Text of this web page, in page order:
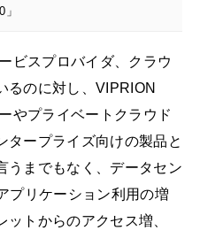
ビスプロバイダ、クラウ
るのに対し、VIPRION
やプライベートクラウド
タープライズ向けの製品と
うまでもなく、データセン
プリケーション利用の増
トからのアクセス増、